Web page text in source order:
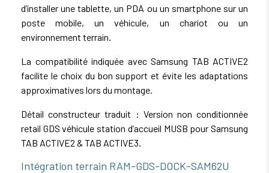
d’installer une tablette, un PDA ou un smartphone sur un
poste mobile, un véhicule, un chariot ou un
environnement terrain.
La compatibilité indiquée avec Samsung TAB ACTIVE2
facilite le choix du bon support et évite les adaptations
approximatives lors du montage.
Détail constructeur traduit : Version non conditionnée
retail GDS véhicule station d’accueil MUSB pour Samsung
TAB ACTIVE2 & TAB ACTIVE3.
Intégration terrain RAM-GDS-DOCK-SAM62U